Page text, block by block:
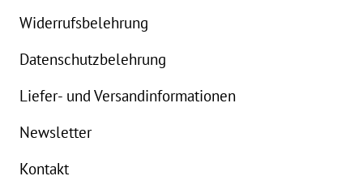
Widerrufsbelehrung
Datenschutzbelehrung
Liefer- und Versandinformationen
Newsletter
Kontakt